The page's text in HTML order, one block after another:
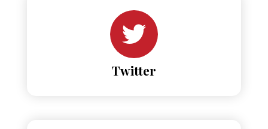
Twitter